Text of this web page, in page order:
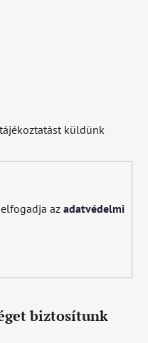
küldünk
az adatvédelmi
biztosítunk